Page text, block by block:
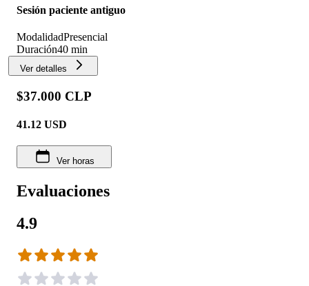
Sesión paciente antiguo
ModalidadPresencial
Duración40 min
Ver detalles
$37.000 CLP
41.12 USD
Ver horas
Evaluaciones
4.9